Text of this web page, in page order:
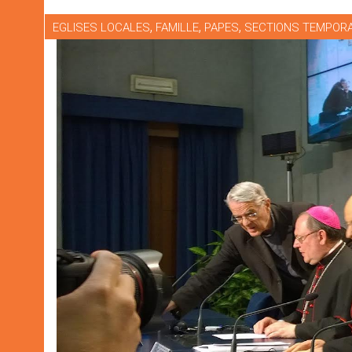
EGLISES LOCALES, FAMILLE, PAPES, SECTIONS